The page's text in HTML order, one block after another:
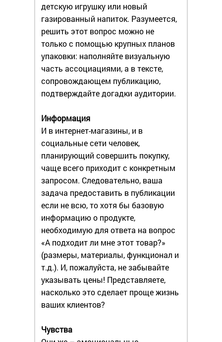
детскую игрушку или новый
газированный напиток. Разумеется,
решить этот вопрос можно не
только с помощью крупных планов
упаковки: наполняйте визуальную
часть ассоциациями, а в тексте,
сопровождающем публикацию,
подтверждайте догадки аудитории.
Информация
И в интернет-магазины, и в
социальные сети человек,
планирующий совершить покупку,
чаще всего приходит с конкретным
запросом. Следовательно, ваша
задача предоставить в публикации
если не всю, то хотя бы базовую
информацию о продукте,
необходимую для ответа на вопрос
«А подходит ли мне этот товар?»
(размеры, материалы, функционал и
т.д.). И, пожалуйста, не забывайте
указывать цены! Представляете,
насколько это сделает проще жизнь
ваших клиентов?
Чувства